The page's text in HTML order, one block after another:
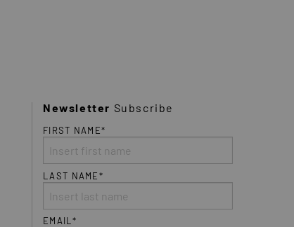
Newsletter Subscribe
FIRST NAME*
LAST NAME*
EMAIL*